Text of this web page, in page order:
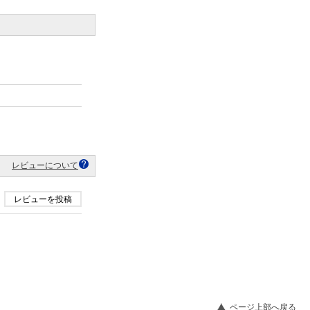
レビューについて
レビューを投稿
ページ上部へ戻る